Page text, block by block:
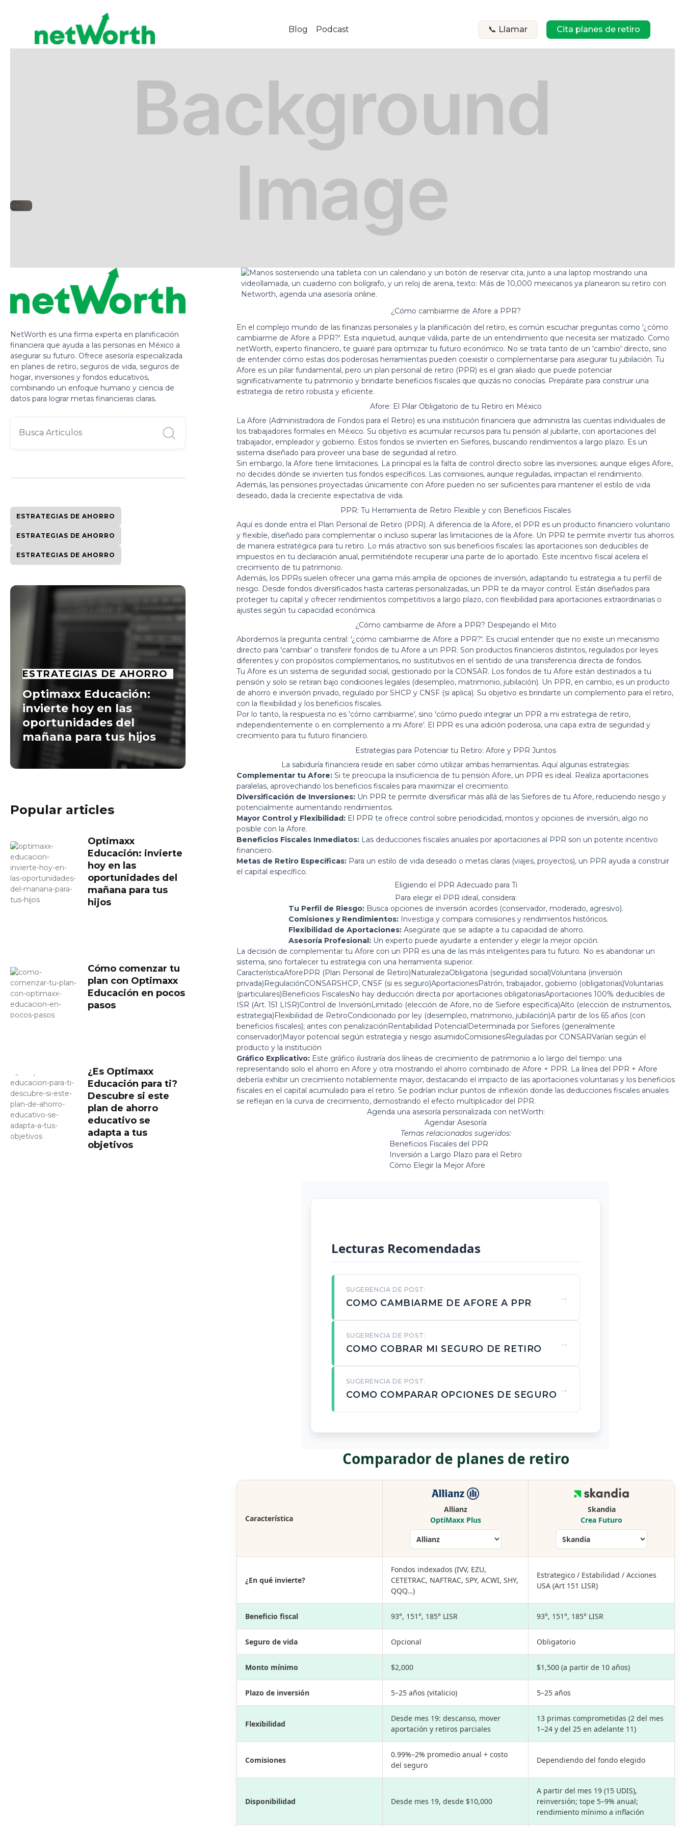
Blog Podcast 📞 Llamar Cita planes de retiro
Retiro
NetWorth es una firma experta en planificación
financiera que ayuda a las personas en México a
asegurar su futuro. Ofrece asesoría especializada
en planes de retiro, seguros de vida, seguros de
hogar, inversiones y fondos educativos,
combinando un enfoque humano y ciencia de
datos para lograr metas financieras claras.
ESTRATEGIAS DE AHORRO
ESTRATEGIAS DE AHORRO
ESTRATEGIAS DE AHORRO
ESTRATEGIAS DE AHORRO
Optimaxx Educación:
invierte hoy en las
oportunidades del
mañana para tus hijos
Popular articles
Optimaxx
Educación: invierte
hoy en las
oportunidades del
mañana para tus
hijos
Cómo comenzar tu
plan con Optimaxx
Educación en pocos
pasos
¿Es Optimaxx
Educación para ti?
Descubre si este
plan de ahorro
educativo se
adapta a tus
objetivos
¿Cómo cambiarme de Afore a PPR?
En el complejo mundo de las finanzas personales y la planificación del retiro, es común escuchar preguntas como '¿cómo
cambiarme de Afore a PPR?'. Esta inquietud, aunque válida, parte de un entendimiento que necesita ser matizado. Como
netWorth, experto financiero, te guiaré para optimizar tu futuro económico. No se trata tanto de un 'cambio' directo, sino
de entender cómo estas dos poderosas herramientas pueden coexistir o complementarse para asegurar tu jubilación. Tu
Afore es un pilar fundamental, pero un plan personal de retiro (PPR) es el gran aliado que puede potenciar
significativamente tu patrimonio y brindarte beneficios fiscales que quizás no conocías. Prepárate para construir una
estrategia de retiro robusta y eficiente.
Afore: El Pilar Obligatorio de tu Retiro en México
La Afore (Administradora de Fondos para el Retiro) es una institución financiera que administra las cuentas individuales de
los trabajadores formales en México. Su objetivo es acumular recursos para tu pensión al jubilarte, con aportaciones del
trabajador, empleador y gobierno. Estos fondos se invierten en Siefores, buscando rendimientos a largo plazo. Es un
sistema diseñado para proveer una base de seguridad al retiro.
Sin embargo, la Afore tiene limitaciones. La principal es la falta de control directo sobre las inversiones; aunque eliges Afore,
no decides dónde se invierten tus fondos específicos. Las comisiones, aunque reguladas, impactan el rendimiento.
Además, las pensiones proyectadas únicamente con Afore pueden no ser suficientes para mantener el estilo de vida
deseado, dada la creciente expectativa de vida.
PPR: Tu Herramienta de Retiro Flexible y con Beneficios Fiscales
Aquí es donde entra el Plan Personal de Retiro (PPR). A diferencia de la Afore, el PPR es un producto financiero voluntario
y flexible, diseñado para complementar o incluso superar las limitaciones de la Afore. Un PPR te permite invertir tus ahorros
de manera estratégica para tu retiro. Lo más atractivo son sus beneficios fiscales: las aportaciones son deducibles de
impuestos en tu declaración anual, permitiéndote recuperar una parte de lo aportado. Este incentivo fiscal acelera el
crecimiento de tu patrimonio.
Además, los PPRs suelen ofrecer una gama más amplia de opciones de inversión, adaptando tu estrategia a tu perfil de
riesgo. Desde fondos diversificados hasta carteras personalizadas, un PPR te da mayor control. Están diseñados para
proteger tu capital y ofrecer rendimientos competitivos a largo plazo, con flexibilidad para aportaciones extraordinarias o
ajustes según tu capacidad económica.
¿Cómo cambiarme de Afore a PPR? Despejando el Mito
Abordemos la pregunta central: '¿cómo cambiarme de Afore a PPR?'. Es crucial entender que no existe un mecanismo
directo para 'cambiar' o transferir fondos de tu Afore a un PPR. Son productos financieros distintos, regulados por leyes
diferentes y con propósitos complementarios, no sustitutivos en el sentido de una transferencia directa de fondos.
Tu Afore es un sistema de seguridad social, gestionado por la CONSAR. Los fondos de tu Afore están destinados a tu
pensión y solo se retiran bajo condiciones legales (desempleo, matrimonio, jubilación). Un PPR, en cambio, es un producto
de ahorro e inversión privado, regulado por SHCP y CNSF (si aplica). Su objetivo es brindarte un complemento para el retiro,
con la flexibilidad y los beneficios fiscales.
Por lo tanto, la respuesta no es 'cómo cambiarme', sino 'cómo puedo integrar un PPR a mi estrategia de retiro,
independientemente o en complemento a mi Afore'. El PPR es una adición poderosa, una capa extra de seguridad y
crecimiento para tu futuro financiero.
Estrategias para Potenciar tu Retiro: Afore y PPR Juntos
La sabiduría financiera reside en saber cómo utilizar ambas herramientas. Aquí algunas estrategias:
Complementar tu Afore: Si te preocupa la insuficiencia de tu pensión Afore, un PPR es ideal. Realiza aportaciones
paralelas, aprovechando los beneficios fiscales para maximizar el crecimiento.
Diversificación de Inversiones: Un PPR te permite diversificar más allá de las Siefores de tu Afore, reduciendo riesgo y
potencialmente aumentando rendimientos.
Mayor Control y Flexibilidad: El PPR te ofrece control sobre periodicidad, montos y opciones de inversión, algo no
posible con la Afore.
Beneficios Fiscales Inmediatos: Las deducciones fiscales anuales por aportaciones al PPR son un potente incentivo
financiero.
Metas de Retiro Específicas: Para un estilo de vida deseado o metas claras (viajes, proyectos), un PPR ayuda a construir
el capital específico.
Eligiendo el PPR Adecuado para Ti
Para elegir el PPR ideal, considera:
Tu Perfil de Riesgo:Busca opciones de inversión acordes (conservador, moderado, agresivo).
Comisiones y Rendimientos:Investiga y compara comisiones y rendimientos históricos.
Flexibilidad de Aportaciones:Asegúrate que se adapte a tu capacidad de ahorro.
Asesoría Profesional:Un experto puede ayudarte a entender y elegir la mejor opción.
La decisión de complementar tu Afore con un PPR es una de las más inteligentes para tu futuro. No es abandonar un
sistema, sino fortalecer tu estrategia con una herramienta superior.
CaracterísticaAforePPR (Plan Personal de Retiro)NaturalezaObligatoria (seguridad social)Voluntaria (inversión
privada)RegulaciónCONSARSHCP, CNSF (si es seguro)AportacionesPatrón, trabajador, gobierno (obligatorias)Voluntarias
(particulares)Beneficios FiscalesNo hay deducción directa por aportaciones obligatoriasAportaciones 100% deducibles de
ISR (Art. 151 LISR)Control de InversiónLimitado (elección de Afore, no de Siefore específica)Alto (elección de instrumentos,
estrategia)Flexibilidad de RetiroCondicionado por ley (desempleo, matrimonio, jubilación)A partir de los 65 años (con
beneficios fiscales); antes con penalizaciónRentabilidad PotencialDeterminada por Siefores (generalmente
conservador)Mayor potencial según estrategia y riesgo asumidoComisionesReguladas por CONSARVarían según el
producto y la institución
Gráfico Explicativo: Este gráfico ilustraría dos líneas de crecimiento de patrimonio a lo largo del tiempo: una
representando solo el ahorro en Afore y otra mostrando el ahorro combinado de Afore + PPR. La línea del PPR + Afore
debería exhibir un crecimiento notablemente mayor, destacando el impacto de las aportaciones voluntarias y los beneficios
fiscales en el capital acumulado para el retiro. Se podrían incluir puntos de inflexión donde las deducciones fiscales anuales
se reflejan en la curva de crecimiento, demostrando el efecto multiplicador del PPR.
Agenda una asesoría personalizada con netWorth:
Agendar Asesoría
Temas relacionados sugeridos:
Beneficios Fiscales del PPR
Inversión a Largo Plazo para el Retiro
Cómo Elegir la Mejor Afore
Lecturas Recomendadas
SUGERENCIA DE POST:
COMO CAMBIARME DE AFORE A PPR
SUGERENCIA DE POST:
COMO COBRAR MI SEGURO DE RETIRO
SUGERENCIA DE POST:
COMO COMPARAR OPCIONES DE SEGURO
Comparador de planes de retiro
Característica
Allianz
OptiMaxx Plus
Skandia
Crea Futuro
¿En qué invierte?
Fondos indexados (IVV, EZU,
CETETRAC, NAFTRAC, SPY, ACWI, SHY,
QQQ…)
Estrategico / Estabilidad / Acciones
USA (Art 151 LISR)
Beneficio fiscal 93°, 151°, 185° LISR 93°, 151°, 185° LISR
Seguro de vida Opcional Obligatorio
Monto mínimo $2,000 $1,500 (a partir de 10 años)
Plazo de inversión 5–25 años (vitalicio) 5–25 años
Flexibilidad
Desde mes 19: descanso, mover
aportación y retiros parciales
13 primas comprometidas (2 del mes
1–24 y del 25 en adelante 11)
Comisiones
0.99%–2% promedio anual + costo
del seguro
Dependiendo del fondo elegido
Disponibilidad Desde mes 19, desde $10,000
A partir del mes 19 (15 UDIS),
reinversión; tope 5–9% anual;
rendimiento mínimo a inflación